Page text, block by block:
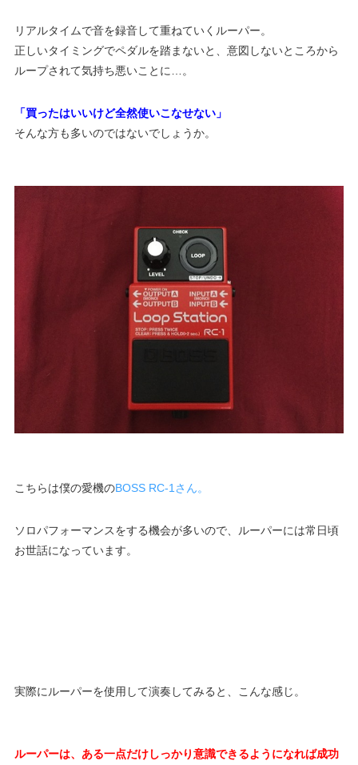
リアルタイムで音を録音して重ねていくルーパー。
正しいタイミングでペダルを踏まないと、意図しないところから
ループされて気持ち悪いことに…。
「買ったはいいけど全然使いこなせない」
そんな方も多いのではないでしょうか。
こちらは僕の愛機のBOSS RC-1さん。
ソロパフォーマンスをする機会が多いので、ルーパーには常日頃
お世話になっています。
実際にルーパーを使用して演奏してみると、こんな感じ。
ルーパーは、ある一点だけしっかり意識できるようになれば成功